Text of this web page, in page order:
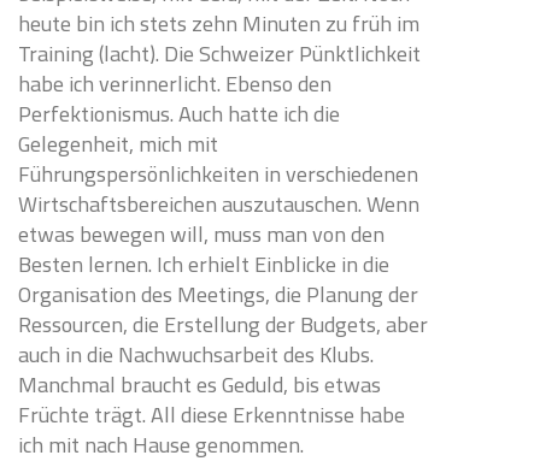
heute bin ich stets zehn Minuten zu früh im
Training (lacht). Die Schweizer Pünktlichkeit
habe ich verinnerlicht. Ebenso den
Perfektionismus. Auch hatte ich die
Gelegenheit, mich mit
Führungspersönlichkeiten in verschiedenen
Wirtschaftsbereichen auszutauschen. Wenn
etwas bewegen will, muss man von den
Besten lernen. Ich erhielt Einblicke in die
Organisation des Meetings, die Planung der
Ressourcen, die Erstellung der Budgets, aber
auch in die Nachwuchsarbeit des Klubs.
Manchmal braucht es Geduld, bis etwas
Früchte trägt. All diese Erkenntnisse habe
ich mit nach Hause genommen.